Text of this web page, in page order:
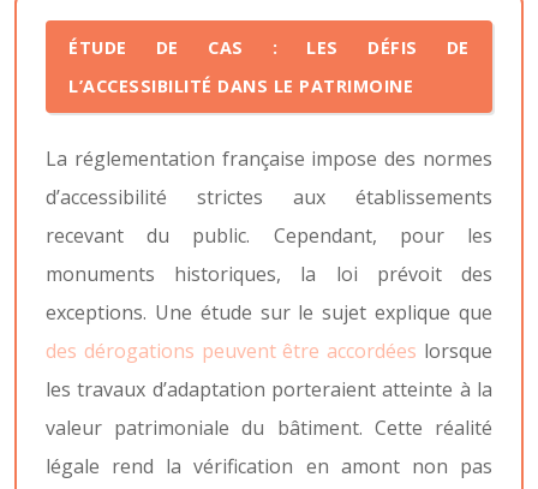
ÉTUDE DE CAS : LES DÉFIS DE
L’ACCESSIBILITÉ DANS LE PATRIMOINE
La réglementation française impose des normes
d’accessibilité strictes aux établissements
recevant du public. Cependant, pour les
monuments historiques, la loi prévoit des
exceptions. Une étude sur le sujet explique que
des dérogations peuvent être accordées lorsque
les travaux d’adaptation porteraient atteinte à la
valeur patrimoniale du bâtiment. Cette réalité
légale rend la vérification en amont non pas